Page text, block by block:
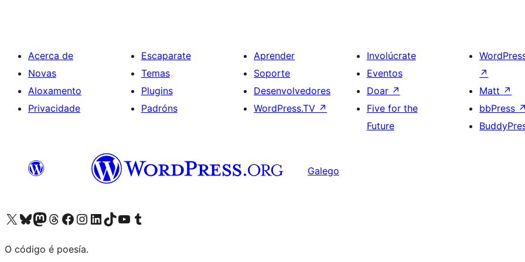
Acerca de
Novas
Aloxamento
Privacidade
Escaparate
Temas
Plugins
Padróns
Aprender
Soporte
Desenvolvedores
WordPress.TV ↗
Involúcrate
Eventos
Doar ↗
Five for the
Future
↗
Matt ↗
bbPress ↗
Galego
Visita la cuenta de X (anteriormente Twitter)
Visita a nosa conta de Bluesky
Visita a nosa conta de Mastodon
Visita a nosa conta de Threads
Visita a nosa páxina de Facebook
Visita a nosa conta de Instagram
Visita a nosa conta de LinkedIn
Visita a nosa conta de TikTok
Visita a nosa canle de YouTube
Visita a nosa conta de Tumblr
O código é poesía.